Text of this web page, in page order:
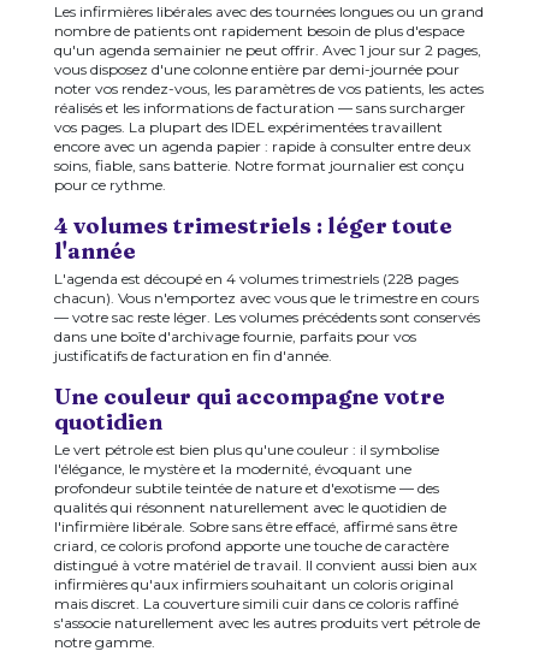
Les infirmières libérales avec des tournées longues ou un grand
nombre de patients ont rapidement besoin de plus d'espace
qu'un agenda semainier ne peut offrir. Avec 1 jour sur 2 pages,
vous disposez d'une colonne entière par demi-journée pour
noter vos rendez-vous, les paramètres de vos patients, les actes
réalisés et les informations de facturation — sans surcharger
vos pages. La plupart des IDEL expérimentées travaillent
encore avec un agenda papier : rapide à consulter entre deux
soins, fiable, sans batterie. Notre format journalier est conçu
pour ce rythme.
4 volumes trimestriels : léger toute
l'année
L'agenda est découpé en 4 volumes trimestriels (228 pages
chacun). Vous n'emportez avec vous que le trimestre en cours
— votre sac reste léger. Les volumes précédents sont conservés
dans une boîte d'archivage fournie, parfaits pour vos
justificatifs de facturation en fin d'année.
Une couleur qui accompagne votre
quotidien
Le vert pétrole est bien plus qu'une couleur : il symbolise
l'élégance, le mystère et la modernité, évoquant une
profondeur subtile teintée de nature et d'exotisme — des
qualités qui résonnent naturellement avec le quotidien de
l'infirmière libérale. Sobre sans être effacé, affirmé sans être
criard, ce coloris profond apporte une touche de caractère
distingué à votre matériel de travail. Il convient aussi bien aux
infirmières qu'aux infirmiers souhaitant un coloris original
mais discret. La couverture simili cuir dans ce coloris raffiné
s'associe naturellement avec les autres produits vert pétrole de
notre gamme.